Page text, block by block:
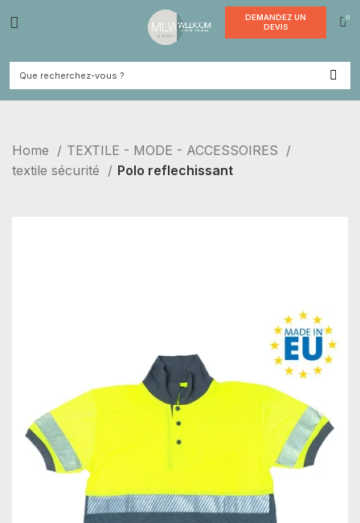
Home
TEXTILE - MODE - ACCESSOIRES
textile sécurité
Polo reflechissant